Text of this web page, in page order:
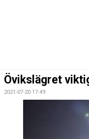
BILDGALLERI
Övikslägret
2021-07-20 17:49